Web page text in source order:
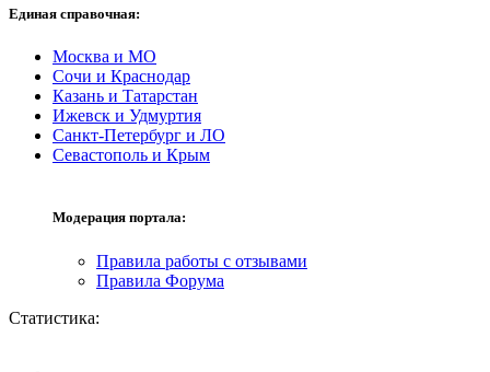
Единая справочная:
Москва и МО
Сочи и Краснодар
Казань и Татарстан
Ижевск и Удмуртия
Санкт-Петербург и ЛО
Севастополь и Крым
Модерация портала:
Правила работы с отзывами
Правила Форума
Статистика: